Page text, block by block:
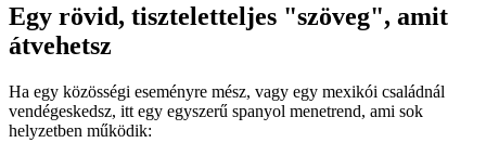
Egy rövid, tiszteletteljes "szöveg", amit
átvehetsz
Ha egy közösségi eseményre mész, vagy egy mexikói családnál
vendégeskedsz, itt egy egyszerű spanyol menetrend, ami sok
helyzetben működik: